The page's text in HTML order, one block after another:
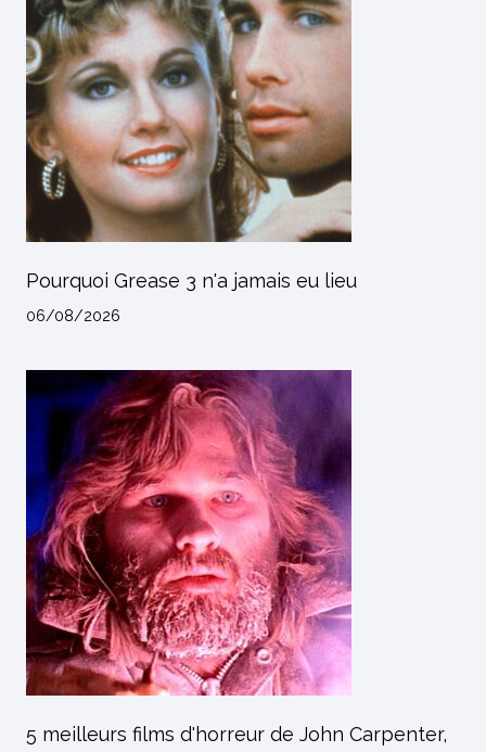
Pourquoi Grease 3 n'a jamais eu lieu
06/08/2026
5 meilleurs films d'horreur de John Carpenter,